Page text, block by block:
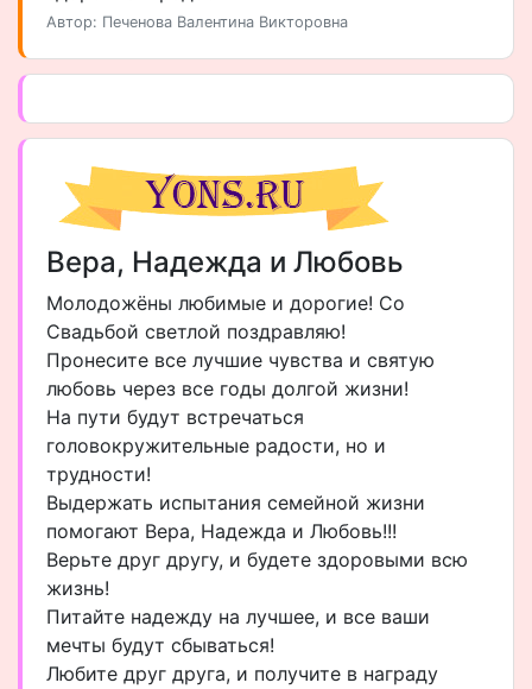
Автор: Печенова Валентина Викторовна
Вера, Надежда и Любовь
Молодожёны любимые и дорогие! Со
Свадьбой светлой поздравляю!
Пронесите все лучшие чувства и святую
любовь через все годы долгой жизни!
На пути будут встречаться
головокружительные радости, но и
трудности!
Выдержать испытания семейной жизни
помогают Вера, Надежда и Любовь!!!
Верьте друг другу, и будете здоровыми всю
жизнь!
Питайте надежду на лучшее, и все ваши
мечты будут сбываться!
Любите друг друга, и получите в награду